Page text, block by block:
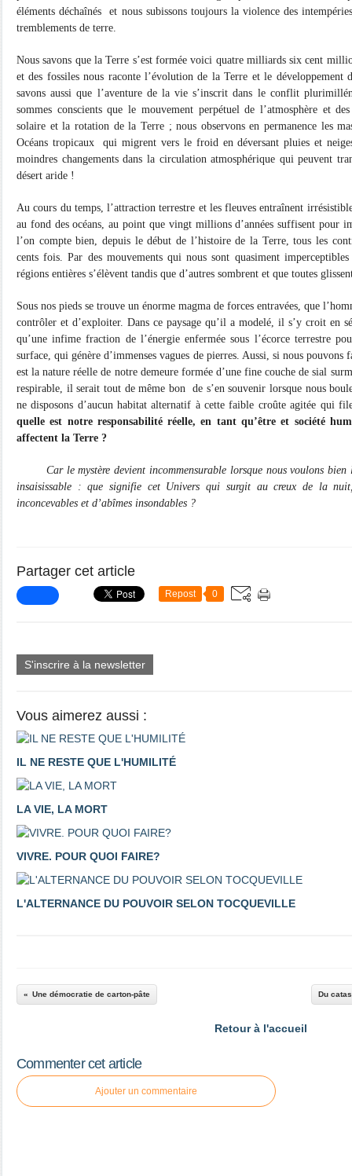
éléments déchaînés et nous subissons toujours la violence des
tremblements de terre.
Nous savons que la Terre s’est formée voici quatre milliards six cent
et des fossiles nous raconte l’évolution de la Terre et le développement
savons aussi que l’aventure de la vie s’inscrit dans le conflit
sommes conscients que le mouvement perpétuel de l’atmosphère et
solaire et la rotation de la Terre ; nous observons en permanence les
Océans tropicaux
qui migrent vers le froid en déversant pluies et
moindres changements dans la circulation atmosphérique qui peuvent
désert aride !
Au cours du temps, l’attraction terrestre et les fleuves entraînent
au fond des océans, au point que vingt millions d’années suffisent pour
l’on compte bien, depuis le début de l’histoire de la Terre, tous les
cents fois. Par des mouvements qui nous sont quasiment
régions entières s’élèvent tandis que d’autres sombrent et que toutes
Sous nos pieds se trouve un énorme magma de forces entravées, que
contrôler et d’exploiter. Dans ce paysage qu’il a modelé, il s’y croit en
qu’une infime fraction de l’énergie enfermée sous l’écorce terrestre
surface, qui génère d’immenses vagues de pierres. Aussi, si nous
est la nature réelle de notre demeure formée d’une fine couche de sial
respirable, il serait tout de même bon
de s’en souvenir lorsque nous
ne disposons d’aucun habitat alternatif à cette faible croûte agitée qui
quelle est notre responsabilité réelle, en tant qu’être et société
affectent la Terre ?
Car le mystère devient incommensurable lorsque nous voulons
insaisissable : que signifie cet Univers qui surgit au creux de la
inconcevables et d’abîmes insondables ?
Partager cet article
Repost 0
S'inscrire à la newsletter
Vous aimerez aussi :
IL NE RESTE QUE L'HUMILITÉ
LA VIE, LA MORT
VIVRE. POUR QUOI FAIRE?
L'ALTERNANCE DU POUVOIR SELON TOCQUEVILLE
Une démocratie de carton-pâte Du
Retour à l'accueil
Commenter cet article
Ajouter un commentaire